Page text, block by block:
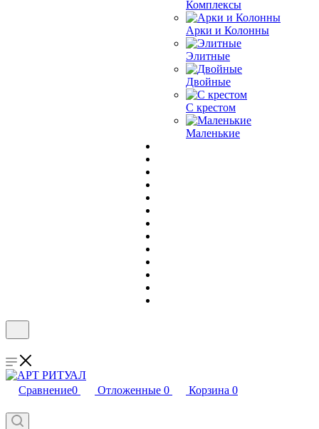
Комплексы
Арки и Колонны
Элитные
Двойные
С крестом
Маленькие
Сравнение0 Отложенные 0 Корзина 0